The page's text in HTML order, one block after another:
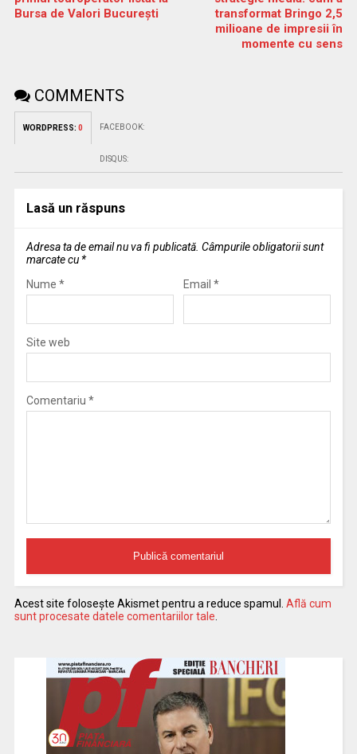
Bursa de Valori București
transformat Bringo 2,5
milioane de impresii în
momente cu sens
COMMENTS
WORDPRESS: 0 FACEBOOK:
DISQUS:
Lasă un răspuns
Adresa ta de email nu va fi publicată. Câmpurile obligatorii sunt
marcate cu *
Nume * Email *
Site web
Comentariu *
Acest site folosește Akismet pentru a reduce spamul. Află cum
sunt procesate datele comentariilor tale